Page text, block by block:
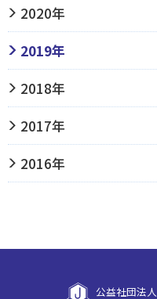
2020年
2019年
2018年
2017年
2016年
公益社団法人